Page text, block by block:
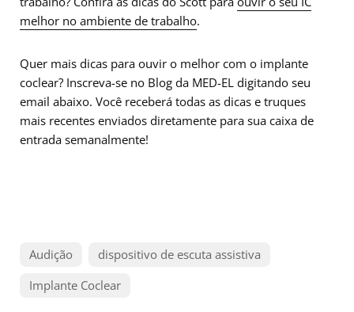
melhor no ambiente de trabalho.
Quer mais dicas para ouvir o melhor com o implante
coclear? Inscreva-se no Blog da MED-EL digitando seu
email abaixo. Você receberá todas as dicas e truques
mais recentes enviados diretamente para sua caixa de
entrada semanalmente!
Audição
dispositivo de escuta assistiva
Implante Coclear